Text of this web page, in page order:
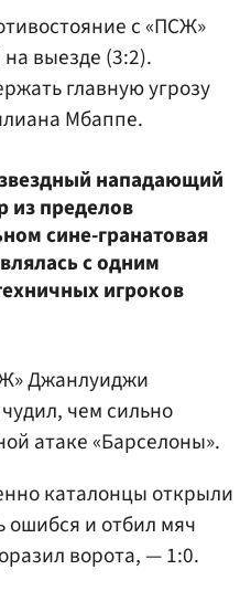
с «ПСЖ»
выезде (3:2).
главную угрозу
Мбаппе.
нападающий
из пределов
сине-гранатовая
с одним
игроков
Джанлуиджи
чем сильно
атаке «Барселоны».
каталонцы открыли
ошибся и отбил мяч
ворота, — 1:0.